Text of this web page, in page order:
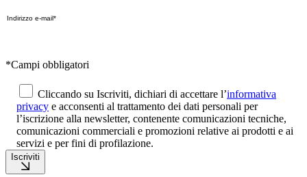
*Campi obbligatori
Cliccando su Iscriviti, dichiari di accettare l’informativa
privacy e acconsenti al trattamento dei dati personali per
l’iscrizione alla newsletter, contenente comunicazioni tecniche,
comunicazioni commerciali e promozioni relative ai prodotti e ai
servizi e per fini di profilazione.
Iscriviti